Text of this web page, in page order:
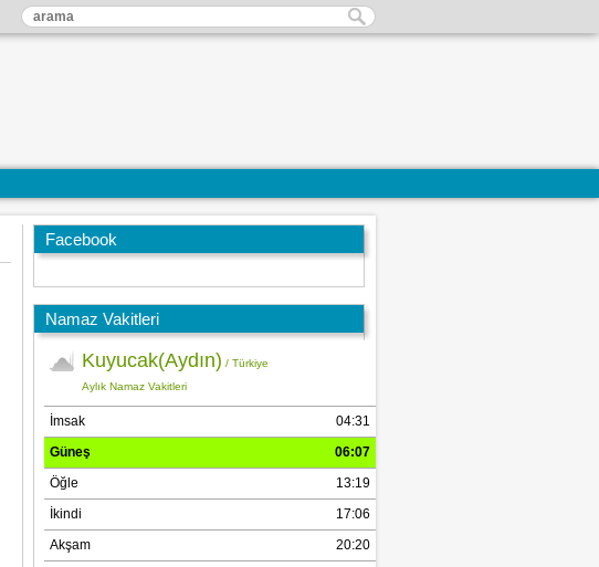
Facebook
Namaz Vakitleri